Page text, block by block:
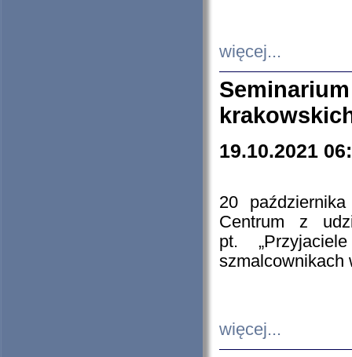
więcej...
19.10.2021
20
Centrum z
pt.
szmalcownikach
więcej...